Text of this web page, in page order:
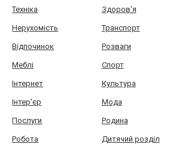
Техніка Здоров'я
Нерухомість Транспорт
Відпочинок Розваги
Меблі Спорт
Інтернет Культура
Інтер'єр Мода
Послуги Родина
Робота Дитячий розділ